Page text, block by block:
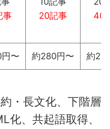
事
20記事
40
〜 約280円〜 約
・長文化、下階層
化、共起語取得、